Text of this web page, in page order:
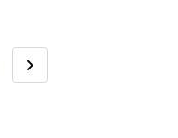
Následující